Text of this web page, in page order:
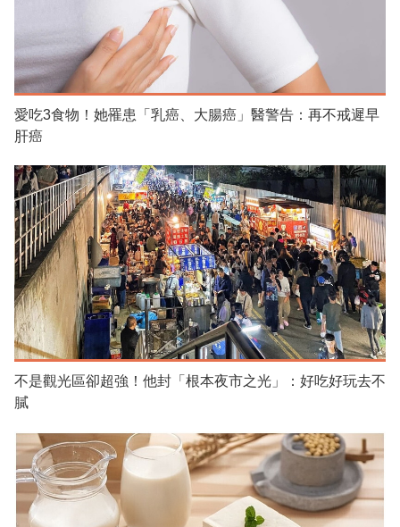
愛吃3食物！她罹患「乳癌、大腸癌」醫警告：再不戒遲早
肝癌
不是觀光區卻超強！他封「根本夜市之光」：好吃好玩去不
膩